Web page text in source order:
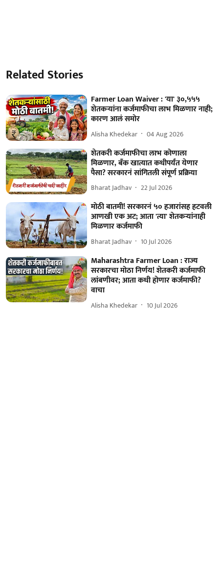
Related Stories
Farmer Loan Waiver : 'या' ३०,५५५
शेतकऱ्यांना कर्जमाफीचा लाभ मिळणार नाही;
कारण आलं समोर
Alisha Khedekar 04 Aug 2026
शेतकरी कर्जमाफीचा लाभ कोणाला
मिळणार, बँक खात्यात कधीपर्यंत येणार
पैसा? सरकारनं सांगितली संपूर्ण प्रक्रिया
Bharat Jadhav 22 Jul 2026
मोठी बातमी! सरकारनं ५० हजारांसह हटवली
आणखी एक अट; आता 'त्या' शेतकऱ्यांनाही
मिळणार कर्जमाफी
Bharat Jadhav 10 Jul 2026
Maharashtra Farmer Loan : राज्य
सरकारचा मोठा निर्णय! शेतकरी कर्जमाफी
लांबणीवर; आता कधी होणार कर्जमाफी?
वाचा
Alisha Khedekar 10 Jul 2026